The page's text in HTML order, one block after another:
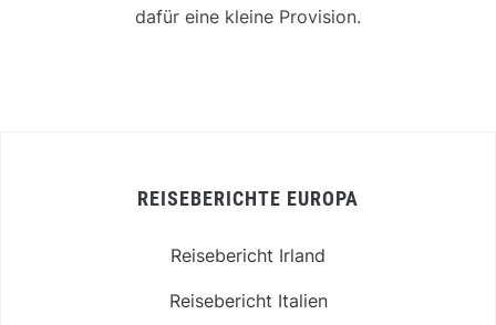
dafür eine kleine Provision.
REISEBERICHTE EUROPA
Reisebericht Irland
Reisebericht Italien